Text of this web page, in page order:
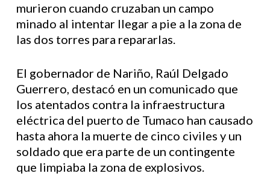
murieron cuando cruzaban un campo
minado al intentar llegar a pie a la zona de
las dos torres para repararlas.
El gobernador de Nariño, Raúl Delgado
Guerrero, destacó en un comunicado que
los atentados contra la infraestructura
eléctrica del puerto de Tumaco han causado
hasta ahora la muerte de cinco civiles y un
soldado que era parte de un contingente
que limpiaba la zona de explosivos.